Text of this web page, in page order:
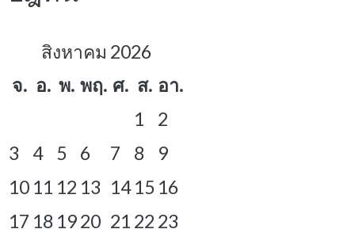
สิงหาคม 2026
จ. อ. พ. พฤ. ศ. ส. อา.
1
2
3
4 5 6 7 8
9
10 11 12 13 14 15 16
17 18 1920 21 22 23